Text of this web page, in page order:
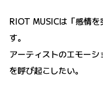
RIOT MUSICは「感情
す。
アーティストのエモー
を呼び起こしたい。